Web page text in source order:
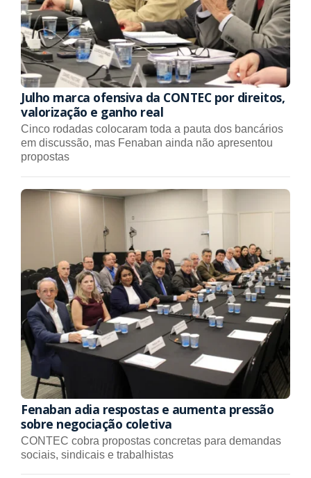
Julho marca ofensiva da CONTEC por direitos,
valorização e ganho real
Cinco rodadas colocaram toda a pauta dos bancários
em discussão, mas Fenaban ainda não apresentou
propostas
Fenaban adia respostas e aumenta pressão
sobre negociação coletiva
CONTEC cobra propostas concretas para demandas
sociais, sindicais e trabalhistas